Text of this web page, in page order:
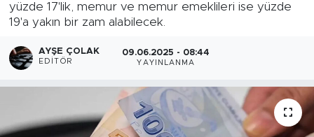
yüzde 17'lik, memur ve memur emeklileri ise yüzde
19'a yakın bir zam alabilecek.
AYŞE ÇOLAK
EDITÖR
09.06.2025 - 08:44
YAYINLANMA
Son Dakika Haberleri
Haber Arşivi